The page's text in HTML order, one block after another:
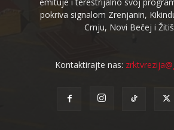
pokriva signalom Zrenjanin,
Crnju, Novi Bečej i
Kontaktirajte nas: